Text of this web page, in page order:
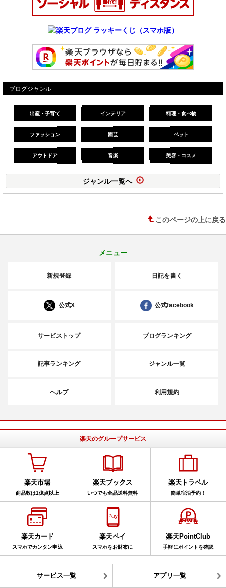
ブログジャンル
出産・子育て インテリア 料理・食べ物
ファッション 園芸 ペット
アウトドア 音楽 美容・コスメ
ジャンル一覧へ
このページの上に戻る
メニュー
新規登録 日記を書く
公式X 公式facebook
サービストップ ブログランキング
記事ランキング ジャンル一覧
ヘルプ 利用規約
楽天のグループサービス
楽天市場
商品数は1億点以上
楽天ブックス
いつでも全品送料無料
楽天トラベル
簡単宿泊予約！
楽天カード
スマホでカンタン申込
楽天ペイ
スマホをお財布に
楽天PointClub
手軽にポイントを確認
サービス一覧 アプリ一覧